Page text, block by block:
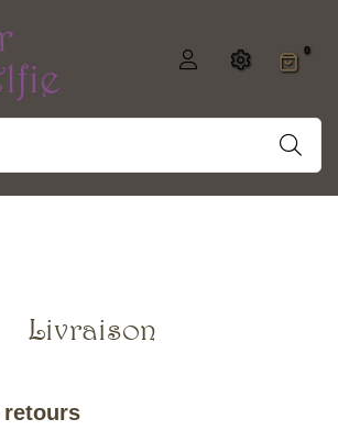
0
Livraison